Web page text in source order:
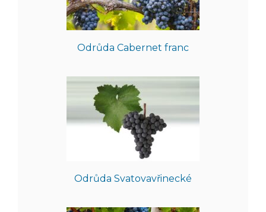
Odrůda Cabernet franc
Odrůda Svatovavřinecké